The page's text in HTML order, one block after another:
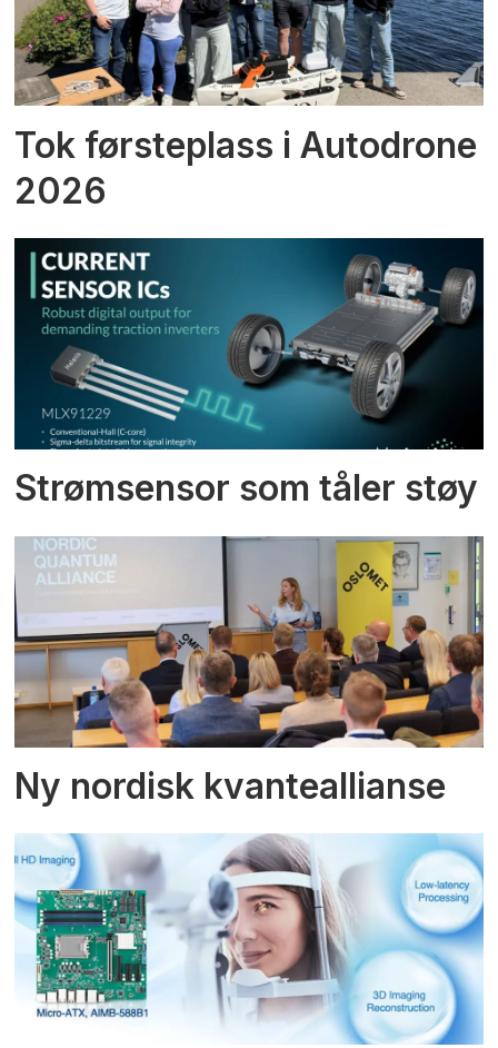
Tok førsteplass i Autodrone
2026
Strømsensor som tåler støy
Ny nordisk kvanteallianse